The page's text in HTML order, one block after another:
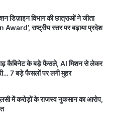
रायपुर। Raipur Police
में बड़ा प्रशासनिक
Story
विभाग की छात्राओं ने जीता
राष्ट्रीय स्तर पर बढ़ाया प्रदेश
कैबिनेट के बड़े फैसले, AI मिशन से लेकर
7 बड़े फैसलों पर लगी मुहर
में करोड़ों के राजस्व नुकसान का आरोप,